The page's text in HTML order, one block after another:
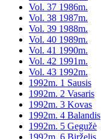
Vol. 37 1986m.
Vol. 38 1987m.
Vol. 39 1988m.
Vol. 40 1989m.
Vol. 41 1990m.
Vol. 42 1991m.
Vol. 43 1992m.
1992m. 1 Sausis
1992m. 2 Vasaris
1992m. 3 Kovas
1992m. 4 Balandis
1992m. 5 Gegužė